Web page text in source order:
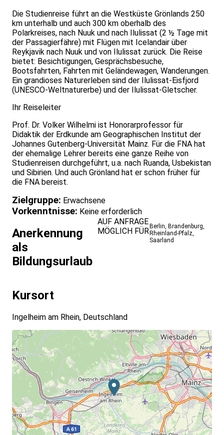
Die Studienreise führt an die Westküste Grönlands 250
km unterhalb und auch 300 km oberhalb des
Polarkreises, nach Nuuk und nach Ilulissat (2 ½ Tage mit
der Passagierfähre) mit Flügen mit Icelandair über
Reykjavik nach Nuuk und von Ilulissat zurück. Die Reise
bietet: Besichtigungen, Gesprächsbesuche,
Bootsfahrten, Fahrten mit Geländewagen, Wanderungen.
Ein grandioses Naturerleben sind der Ilulissat-Eisfjord
(UNESCO-Weltnaturerbe) und der Ilulissat-Gletscher.
Ihr Reiseleiter
Prof. Dr. Volker Wilhelmi ist Hono­rar­professor für
Didak­tik der Erd­kunde am Geo­gra­phi­schen Institut der
Johannes Guten­berg-Universität Mainz. Für die FNA hat
der ehemalige Lehrer bereits eine ganze Reihe von
Studien­reisen durch­geführt, u.a. nach Ruanda, Usbekistan
und Sibirien. Und auch Grönland hat er schon früher für
die FNA bereist.
Zielgruppe: Erwachsene
Vorkenntnisse: Keine erforderlich
Anerkennung
als
Bildungsurlaub
AUF ANFRAGE
MÖGLICH FÜRBerlin Brandenburg
Rheinland-Pfalz
Saarland
Kursort
Ingelheim am Rhein, Deutschland